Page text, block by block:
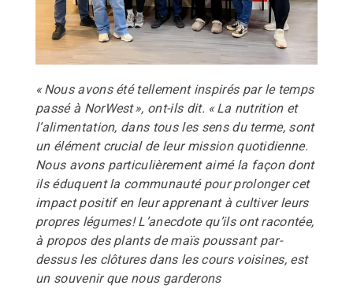
« Nous avons été tellement inspirés par le temps
passé à NorWest », ont-ils dit. « La nutrition et
l’alimentation, dans tous les sens du terme, sont
un élément crucial de leur mission quotidienne.
Nous avons particulièrement aimé la façon dont
ils éduquent la communauté pour prolonger cet
impact positif en leur apprenant à cultiver leurs
propres légumes! L’anecdote qu’ils ont racontée,
à propos des plants de maïs poussant par-
dessus les clôtures dans les cours voisines, est
un souvenir que nous garderons